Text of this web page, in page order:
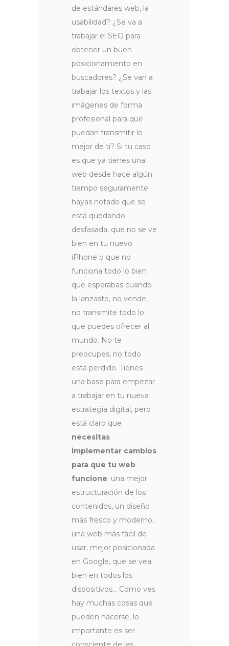
de estándares web, la
usabilidad? ¿Se va a
trabajar el SEO para
obtener un buen
posicionamiento en
buscadores? ¿Se van a
trabajar los textos y las
imágenes de forma
profesional para que
puedan transmitir lo
mejor de ti? Si tu caso
es que ya tienes una
web desde hace algún
tiempo seguramente
hayas notado que se
está quedando
desfasada, que no se ve
bien en tu nuevo
iPhone o que no
funciona todo lo bien
que esperabas cuando
la lanzaste, no vende,
no transmite todo lo
que puedes ofrecer al
mundo. No te
preocupes, no todo
está perdido. Tienes
una base para empezar
a trabajar en tu nueva
estrategia digital, pero
está claro que
necesitas
implementar cambios
para que tu web
funcione: una mejor
estructuración de los
contenidos, un diseño
más fresco y moderno,
una web más fácil de
usar, mejor posicionada
en Google, que se vea
bien en todos los
dispositivos… Como ves
hay muchas cosas que
pueden hacerse, lo
importante es ser